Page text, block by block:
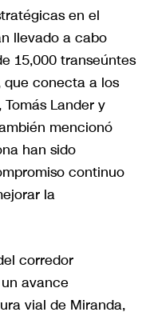
en el
llevado a cabo
15,000 transeúntes
conecta a los
Lander y
mencionó
han sido
continuo
la
corredor
avance
vial de Miranda,